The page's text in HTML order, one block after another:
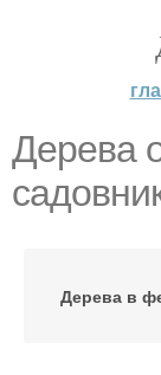
Дерева
Дерева в